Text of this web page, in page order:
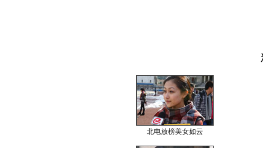
北电放榜美女如云